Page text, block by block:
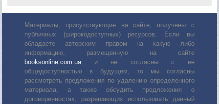
Материалы, присутствующие на сайте, получены с
публичных (широкодоступных) ресурсов. Если вы
обладаете авторским правом на какую либо
информацию, размещенную на сайте
booksonline.com.uaи не согласны с её
общедоступностью в будущем, то мы согласны
рассмотреть предложения по удалению определенного
материала, а также обсудить предложения о
договоренностях, разрешающих использовать данный